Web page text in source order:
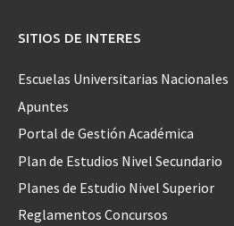
SITIOS DE INTERES
Escuelas Universitarias Nacionales
Apuntes
Portal de Gestión Académica
Plan de Estudios Nivel Secundario
Planes de Estudio Nivel Superior
Reglamentos Concursos